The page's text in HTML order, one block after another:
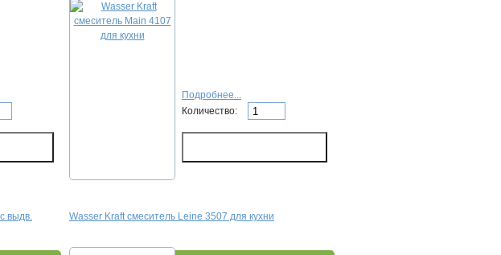
Подробнее...
Количество:
выдв.
Wasser Kraft смеситель Leine 3507 для кухни